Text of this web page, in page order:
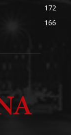
172
166